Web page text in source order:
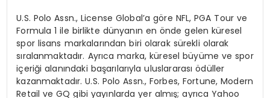
U.S. Polo Assn., License Global’a göre NFL, PGA Tour ve
Formula 1 ile birlikte dünyanın en önde gelen küresel
spor lisans markalarından biri olarak sürekli olarak
sıralanmaktadır. Ayrıca marka, küresel büyüme ve spor
içeriği alanındaki başarılarıyla uluslararası ödüller
kazanmaktadır. U.S. Polo Assn., Forbes, Fortune, Modern
Retail ve GQ gibi yayınlarda yer almış; ayrıca Yahoo